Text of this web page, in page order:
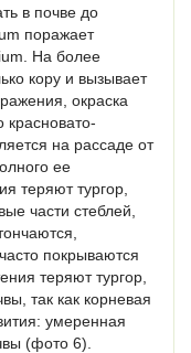
в почве до
поражает
На более
кору и вызывает
окраска
красновато-
на рассаде от
ее
теряют тургор,
части стеблей,
покрываются
теряют тургор,
так как корневая
умеренная
(фото 6).